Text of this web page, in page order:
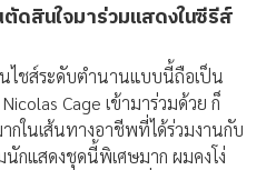
ดสินใจมาร่วมแสดงในซีรีส์
ไชส์ระดับตำนานแบบนี้ถือเป็น
Cage เข้ามาร่วมด้วย ก็
กในเส้นทางอาชีพที่ได้ร่วมงานกับ
กแสดงชุดนี้พิเศษมาก ผมคงโง่